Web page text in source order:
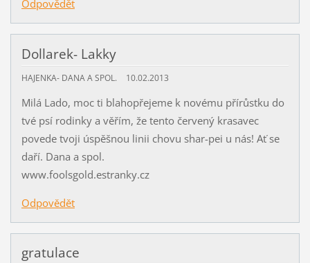
Odpovědět
Dollarek- Lakky
HAJENKA- DANA A SPOL. 10.02.2013
Milá Lado, moc ti blahopřejeme k novému přírůstku do
tvé psí rodinky a věřím, že tento červený krasavec
povede tvoji úspěšnou linii chovu shar-pei u nás! Ať se
daří. Dana a spol.
www.foolsgold.estranky.cz
Odpovědět
gratulace